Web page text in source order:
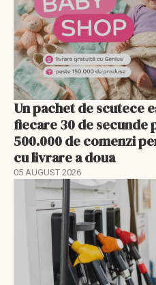
Un pachet de scutece
fiecare 30 de secunde
500.000 de comenzi
cu livrare a doua
05 AUGUST 2026